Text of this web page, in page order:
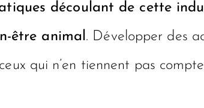
découlant de cette
être animal. Développer des
qui n’en tiennent pas